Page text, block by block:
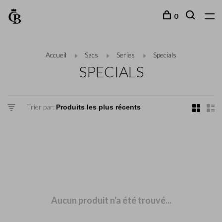
0
Accueil Sacs Series Specials
SPECIALS
Trier par:
Aucun produit n'a été trouvé...